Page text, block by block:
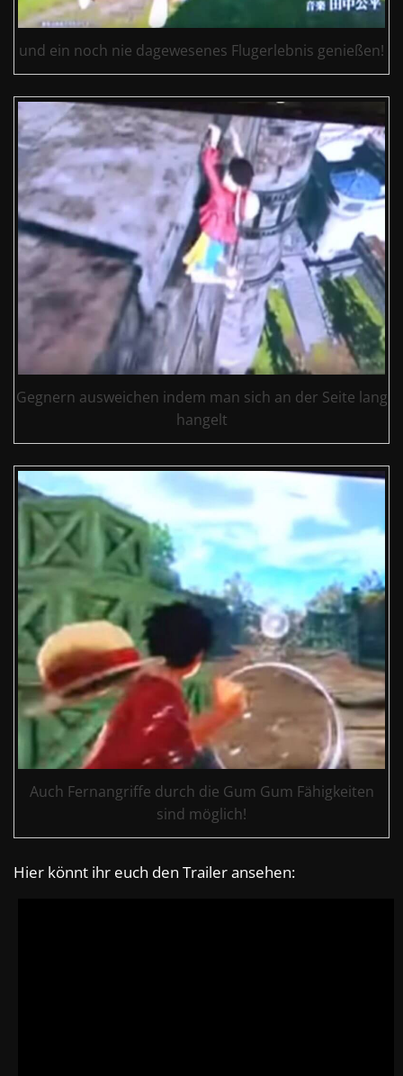
und ein noch nie dagewesenes Flugerlebnis genießen!
Gegnern ausweichen indem man sich an der Seite lang
hangelt
Auch Fernangriffe durch die Gum Gum Fähigkeiten
sind möglich!
Hier könnt ihr euch den Trailer ansehen: